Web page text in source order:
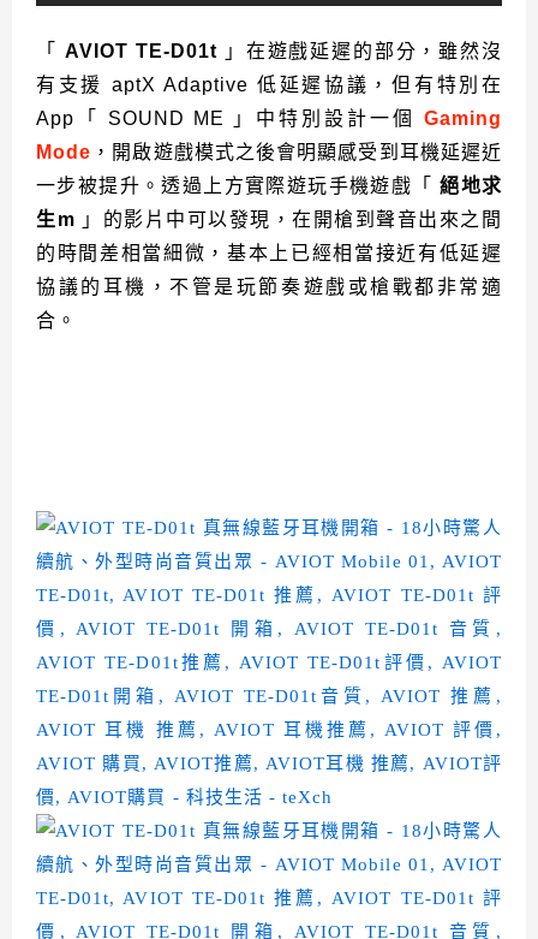
「 AVIOT TE-D01t
」在遊戲延遲的部分，雖然沒
有支援 aptX Adaptive 低延遲協議，但有特別在
App「 SOUND ME 」中特別設計一個
Gaming
Mode ，開啟遊戲模式之後會明顯感受到耳機延遲近
一步被提升。透過上方實際遊玩手機遊戲 「絕地求
生m 」的影片中可以發現，在開槍到聲音出來之間
的時間差相當細微，基本上已經相當接近有低延遲
協議的耳機，不管是玩節奏遊戲或槍戰都非常適
合。